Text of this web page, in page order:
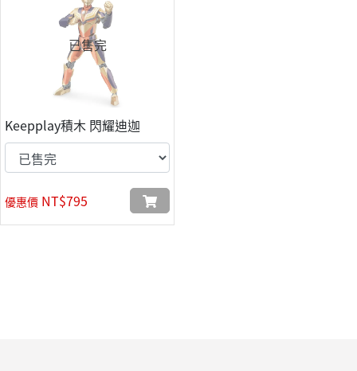
已售完
Keepplay積木 閃耀迪迦
優惠價 NT$795